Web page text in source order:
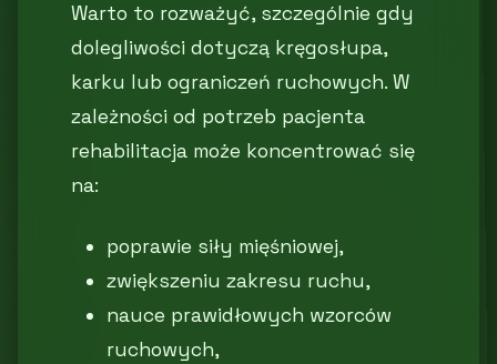
Warto to rozważyć, szczególnie gdy
dolegliwości dotyczą kręgosłupa,
karku lub ograniczeń ruchowych. W
zależności od potrzeb pacjenta
rehabilitacja może koncentrować się
na:
poprawie siły mięśniowej,
zwiększeniu zakresu ruchu,
nauce prawidłowych wzorców
ruchowych,